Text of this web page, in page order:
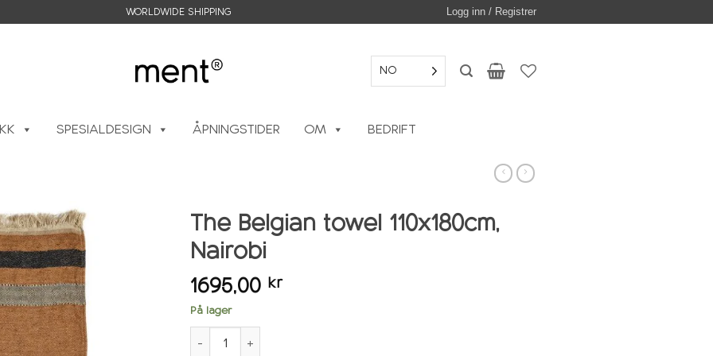
WORLDWIDE SHIPPING Logg inn / Registrer
NO
SPESIALDESIGN ÅPNINGSTIDER OM BEDRIFT
The Belgian towel 110x180cm,
Nairobi
1695,00 kr
På lager
The Belgian towel 110x180cm, Nairobi antall